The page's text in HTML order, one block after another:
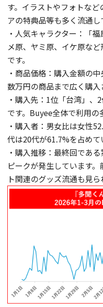
す。イラストやフォトな
アの特典品等も多く流通し
・人気キャラクター：「
メ原、ヤミ原、イケ原な
です。
・商品価格：購入金額の
数万円の商品まで広く購入
・購入先：1位「台湾」、
です。Buyee全体で利用の
・購入者：男女比は女性
代は20代が61.7%を占めて
・購入推移：最終回であ
ピークが発生しています
ト関連のグッズ流通も見ら